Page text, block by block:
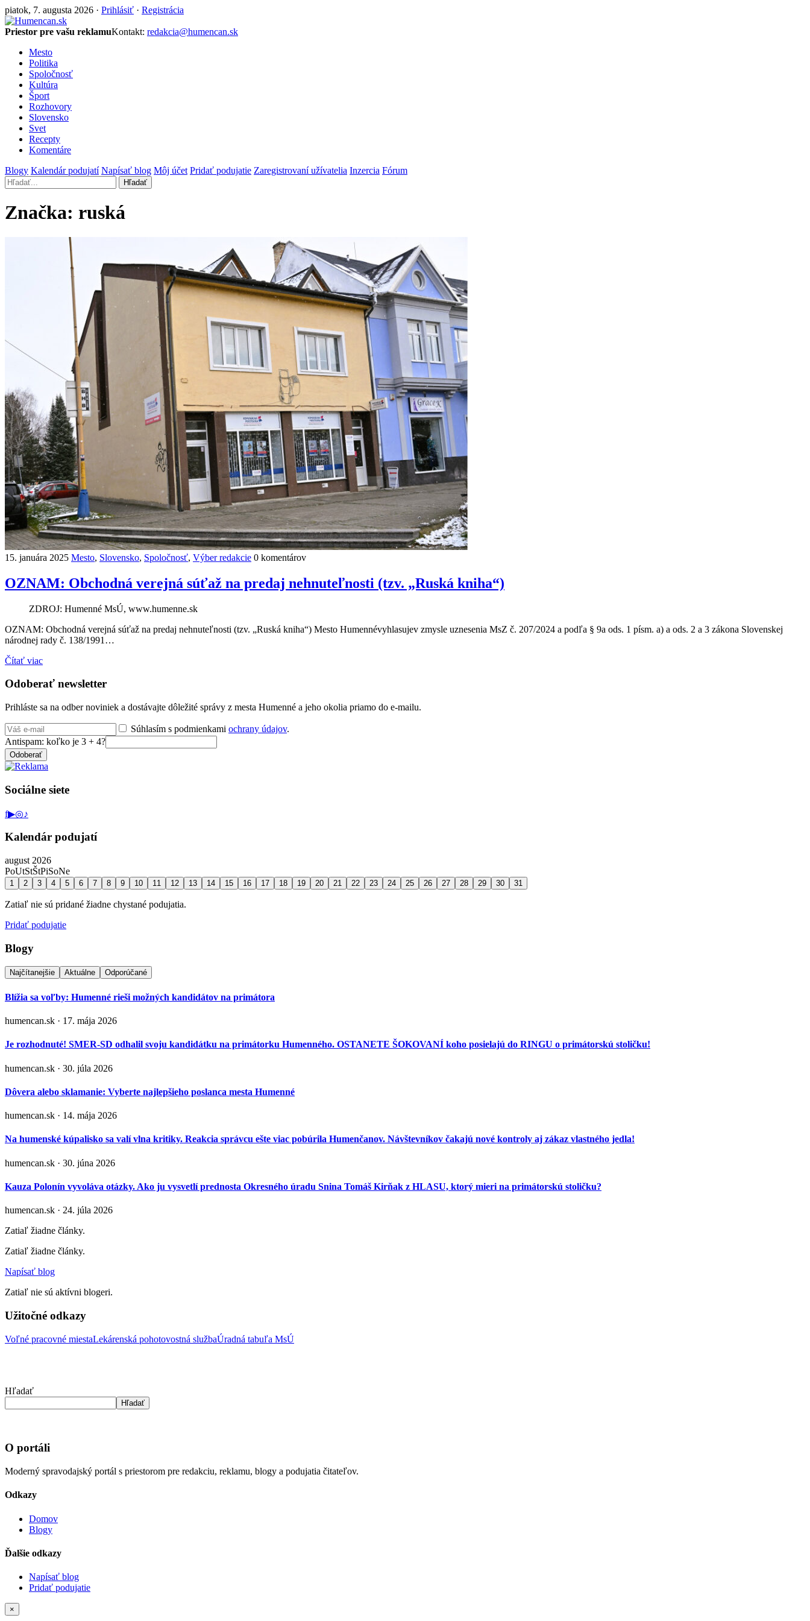
piatok, 7. augusta 2026 · Prihlásiť · Registrácia
Priestor pre vašu reklamuKontakt: redakcia@humencan.sk
Mesto
Politika
Spoločnosť
Kultúra
Šport
Rozhovory
Slovensko
Svet
Recepty
Komentáre
Blogy Kalendár podujatí Napísať blog Môj účet Pridať podujatie Zaregistrovaní užívatelia Inzercia Fórum
Hľadať
Značka: ruská
15. januára 2025 Mesto, Slovensko, Spoločnosť, Výber redakcie 0 komentárov
OZNAM: Obchodná verejná súťaž na predaj nehnuteľnosti (tzv. „Ruská kniha“)
ZDROJ: Humenné MsÚ, www.humenne.sk
OZNAM: Obchodná verejná súťaž na predaj nehnuteľnosti (tzv. „Ruská kniha“) Mesto Humennévyhlasujev zmysle uznesenia MsZ č. 207/2024 a podľa § 9a ods. 1 písm. a) a ods. 2 a 3 zákona Slovenskej
národnej rady č. 138/1991…
Čítať viac
Odoberať newsletter
Prihláste sa na odber noviniek a dostávajte dôležité správy z mesta Humenné a jeho okolia priamo do e-mailu.
Súhlasím s podmienkami ochrany údajov.
Antispam: koľko je 3 + 4?
Odoberať
Sociálne siete
f▶◎♪
Kalendár podujatí
august 2026
PoUtStŠtPiSoNe
1 2 3 4 5 6 7 8 9 10 11 12 13 14 15 16 17 18 19 20 21 22 23 24 25 26 27 28 29 30 31
Zatiaľ nie sú pridané žiadne chystané podujatia.
Pridať podujatie
Blogy
Najčítanejšie Aktuálne Odporúčané
Blížia sa voľby: Humenné rieši možných kandidátov na primátora
humencan.sk · 17. mája 2026
Je rozhodnuté! SMER-SD odhalil svoju kandidátku na primátorku Humenného. OSTANETE ŠOKOVANÍ koho posielajú do RINGU o primátorskú stoličku!
humencan.sk · 30. júla 2026
Dôvera alebo sklamanie: Vyberte najlepšieho poslanca mesta Humenné
humencan.sk · 14. mája 2026
Na humenské kúpalisko sa valí vlna kritiky. Reakcia správcu ešte viac pobúrila Humenčanov. Návštevníkov čakajú nové kontroly aj zákaz vlastného jedla!
humencan.sk · 30. júna 2026
Kauza Polonín vyvoláva otázky. Ako ju vysvetlí prednosta Okresného úradu Snina Tomáš Kirňak z HLASU, ktorý mieri na primátorskú stoličku?
humencan.sk · 24. júla 2026
Zatiaľ žiadne články.
Zatiaľ žiadne články.
Napísať blog
Zatiaľ nie sú aktívni blogeri.
Užitočné odkazy
Voľné pracovné miestaLekárenská pohotovostná službaÚradná tabuľa MsÚ
Hľadať
Hľadať
O portáli
Moderný spravodajský portál s priestorom pre redakciu, reklamu, blogy a podujatia čitateľov.
Odkazy
Domov
Blogy
Ďalšie odkazy
Napísať blog
Pridať podujatie
×